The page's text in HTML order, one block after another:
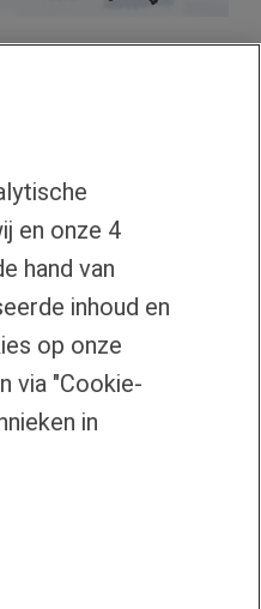
met Florius
en onze 4
hand van
inhoud en
op onze
via "Cookie-
in